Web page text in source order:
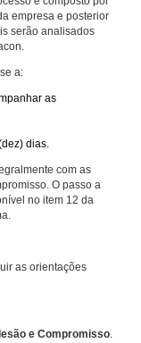
empresa e posterior
serão analisados
a:
as
dias.
com as
O passo a
no item 12 da
as orientações
e Compromisso.